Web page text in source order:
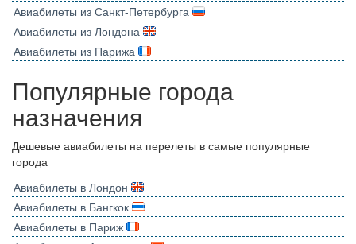
Авиабилеты из Санкт-Петербурга
Авиабилеты из Лондона
Авиабилеты из Парижа
Популярные города
назначения
Дешевые авиабилеты на перелеты в самые популярные
города
Авиабилеты в Лондон
Авиабилеты в Бангкок
Авиабилеты в Париж